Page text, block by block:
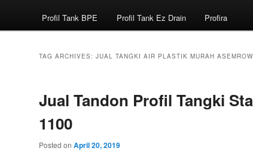
Profil Tank BPE Profil Tank Ez Drain Profira
TAG ARCHIVES: JUAL TANGKI AIR PLASTIK MURAH
Jual Tandon Profil Tangki
1100
Posted on April 20, 2019